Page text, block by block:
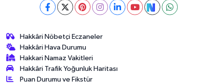
Hakkâri Nöbetçi Eczaneler
Hakkâri Hava Durumu
Hakkari Namaz Vakitleri
Hakkâri Trafik Yoğunluk Haritası
Puan Durumu ve Fikstür